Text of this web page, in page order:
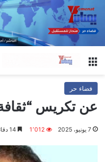
القائمة
فضاء حر
عن تكريس
7 يونيو، 2025 1٬012